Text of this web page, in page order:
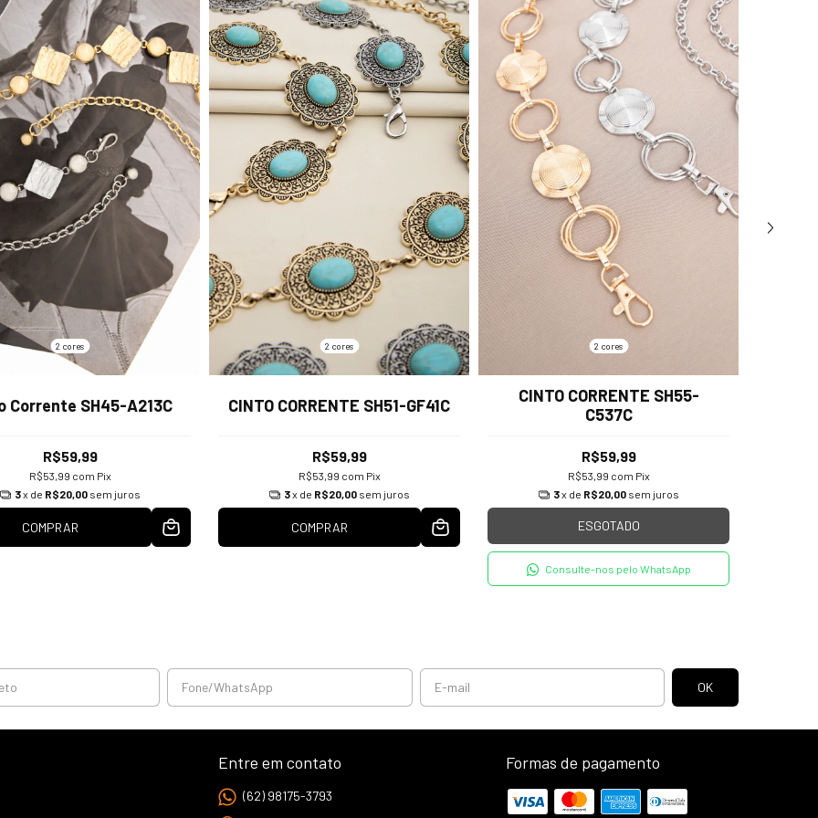
2 cores
Corrente SH45-A213C
R$59,99
R$53,99 com Pix
3x de R$20,00 sem juros
COMPRAR
2 cores
CINTO CORRENTE SH51-GF41C
R$59,99
R$53,99 com Pix
3x de R$20,00 sem juros
COMPRAR
2 cores
CINTO CORRENTE SH55-
C537C
R$59,99
R$53,99 com Pix
3x de R$20,00 sem juros
ESGOTADO
Consulte-nos pelo WhatsApp
Entre em contato
(62) 98175-3793
Formas de pagamento